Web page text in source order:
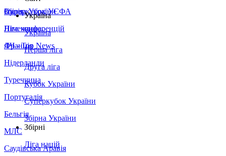
Збірна України
Італія
Німеччина
Франція
Нідерланди
Туреччина
Португалія
Бельгія
МЛС
Саудівська Аравія
Суперкубок УЄФА
Ліга конференцій
ЛЧ - Top News
Україна
Україна
Перша ліга
Друга ліга
Кубок України
Суперкубок України
Збірна України
Збірні
Ліга націй